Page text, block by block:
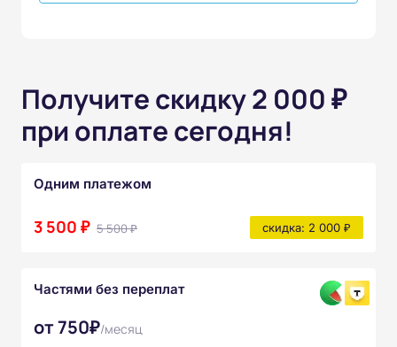
Получите скидку 2 000 ₽
при оплате сегодня!
Одним платежом
3 500 ₽ 5 500 ₽ скидка: 2 000 ₽
Частями без переплат
от 750₽/месяц